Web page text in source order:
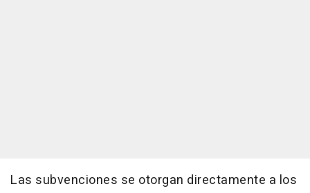
Las subvenciones se otorgan directamente a los